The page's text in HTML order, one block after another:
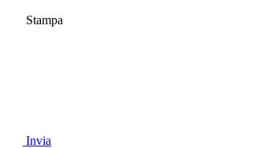
Stampa
Invia